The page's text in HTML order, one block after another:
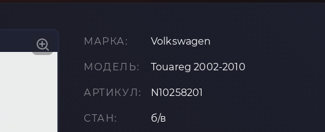
МАРКА: Volkswagen
МОДЕЛЬ: Touareg 2002-2010
АРТИКУЛ: N10258201
СТАН: б/в